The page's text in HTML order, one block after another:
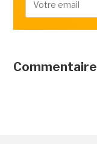
Commentaire